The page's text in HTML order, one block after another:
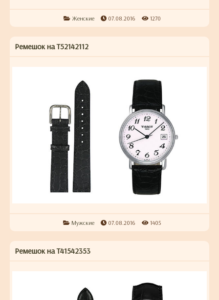
Женские 07.08.2016 1270
Ремешок на T52142112
Мужские 07.08.2016 1405
Ремешок на T41542353